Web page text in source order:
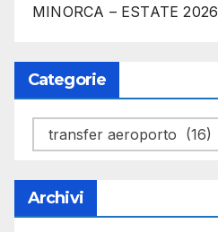
MINORCA – ESTATE 2026
Categorie
Categorie
Archivi